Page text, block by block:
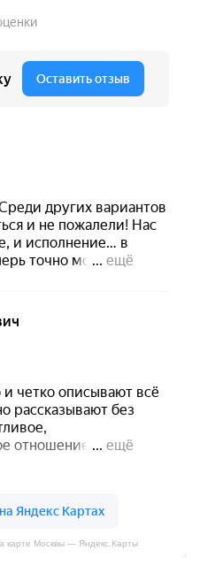
карте Москвы — Яндекс.Карты